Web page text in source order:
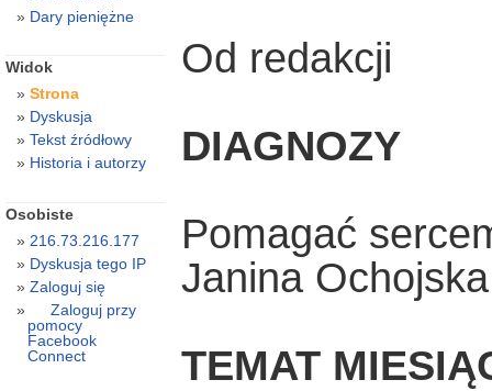
Od redakcji
DIAGNOZY
Pomagać
Janina Ochojska
TEMAT
Dary pieniężne
Widok
Strona
Dyskusja
Tekst źródłowy
Historia i autorzy
Osobiste
216.73.216.177
Dyskusja tego IP
Zaloguj się
Zaloguj przy
pomocy
Facebook
Connect